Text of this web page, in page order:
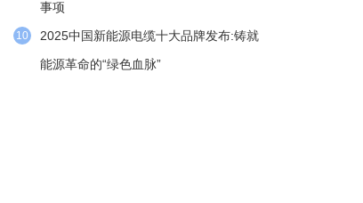
事项
10
2025中国新能源电缆十大品牌发布:铸就
能源革命的“绿色血脉”